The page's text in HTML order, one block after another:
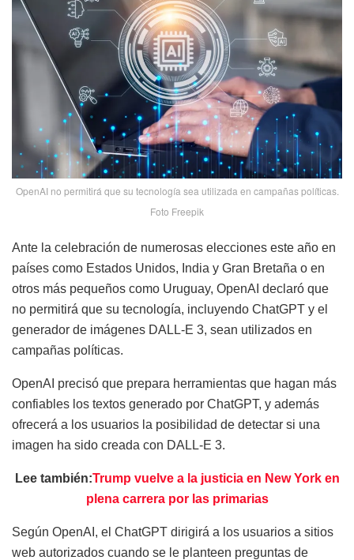
OpenAI no permitirá que su tecnología sea utilizada en campañas políticas.
Foto Freepik
Ante la celebración de numerosas elecciones este año en
países como Estados Unidos, India y Gran Bretaña o en
otros más pequeños como Uruguay, OpenAI declaró que
no permitirá que su tecnología, incluyendo ChatGPT y el
generador de imágenes DALL-E 3, sean utilizados en
campañas políticas.
OpenAI precisó que prepara herramientas que hagan más
confiables los textos generado por ChatGPT, y además
ofrecerá a los usuarios la posibilidad de detectar si una
imagen ha sido creada con DALL-E 3.
Lee también:Trump vuelve a la justicia en New York en
plena carrera por las primarias
Según OpenAI, el ChatGPT dirigirá a los usuarios a sitios
web autorizados cuando se le planteen preguntas de